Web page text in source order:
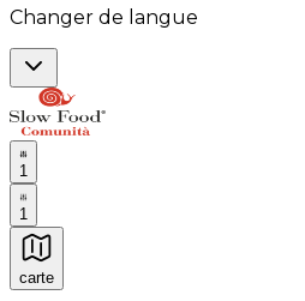
Changer de langue
1
1
carte